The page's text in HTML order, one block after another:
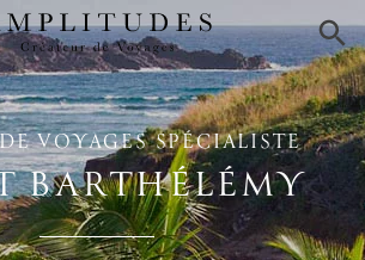
VOYAGES SPÉCIALISTE
BARTHÉLÉMY